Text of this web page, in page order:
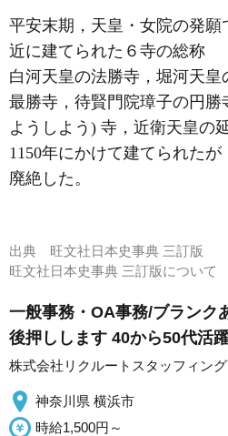
平安末期，天皇・女院の発
近に建てられた６寺の総称
白河天皇の法勝寺，堀河天
最勝寺，待賢門院璋子の円勝
ようしよう) 寺，近衛天皇の
1150年にかけて建てられた
廃絶した。
出典 旺文社日本史事典 三訂版
旺文社日本史事典 三訂版につい
一般事務・OA事務/ブランク
後押しします 40から50代活
株式会社リクルートスタッフィング
神奈川県 横浜市
時給1,500円～